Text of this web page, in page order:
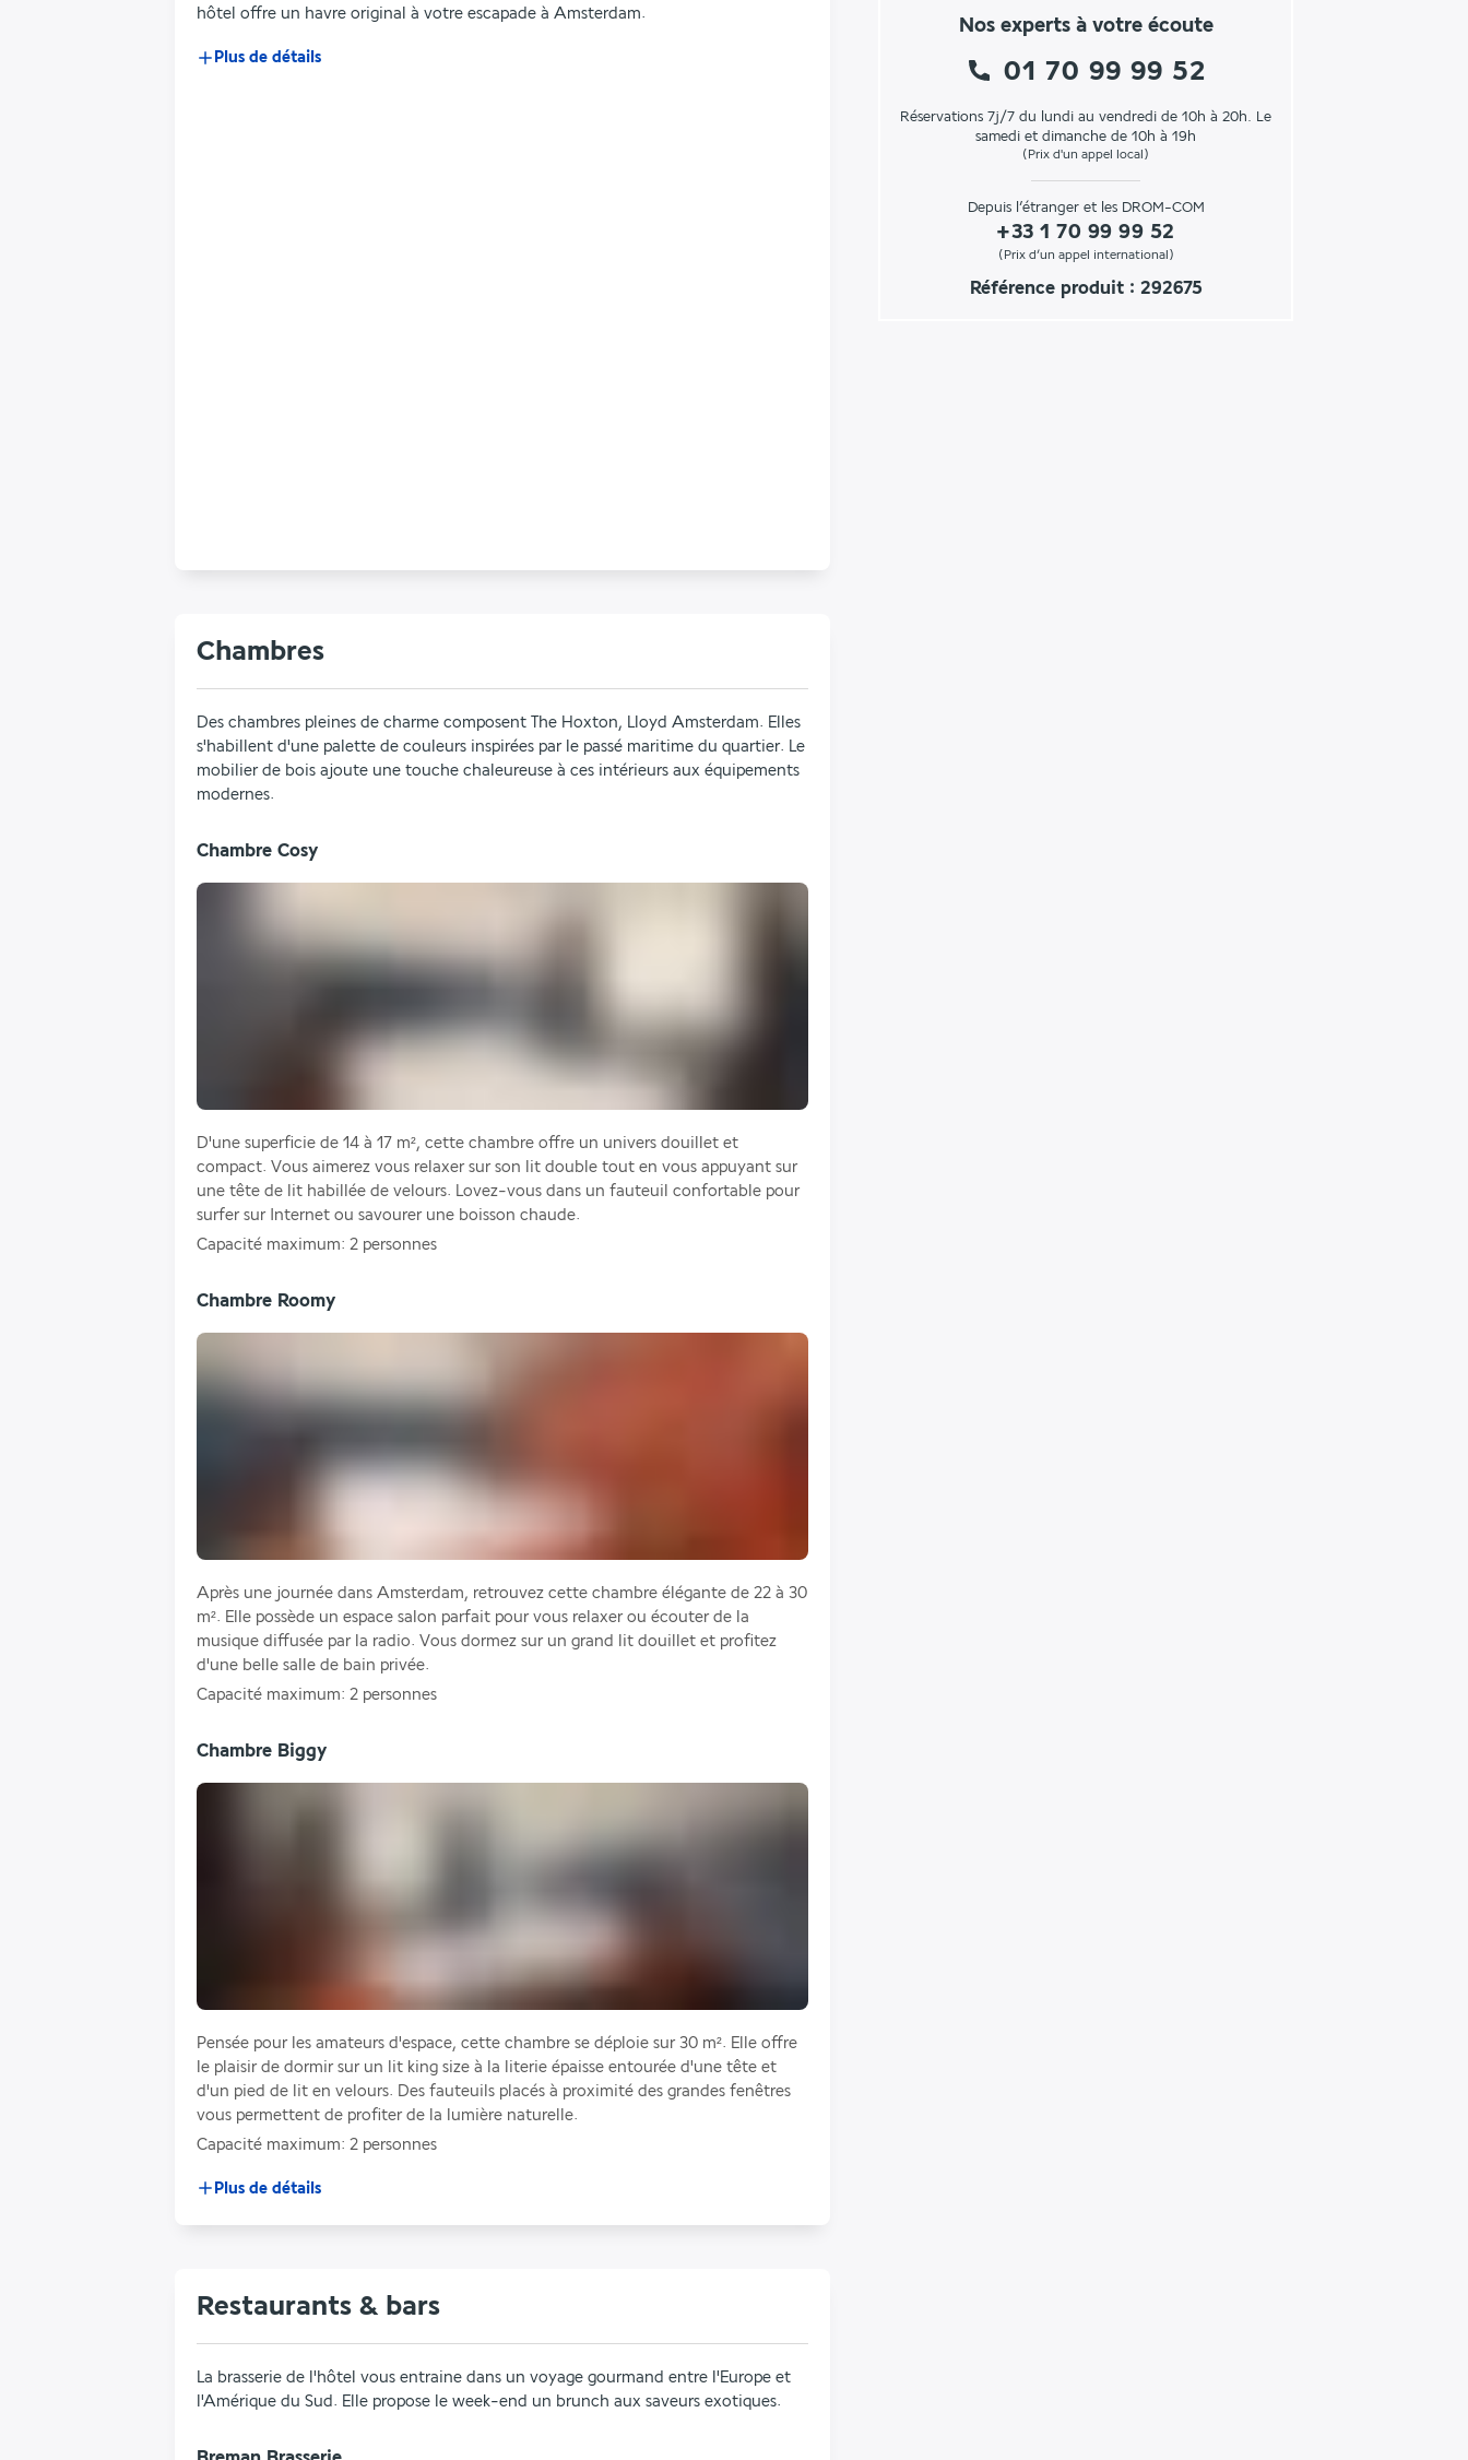
Nos experts à votre écoute
01 70 99 99 52
Réservations 7j/7 du lundi au vendredi de 10h à 20h. Le
samedi et dimanche de 10h à 19h
(Prix d'un appel local)
Depuis l’étranger et les DROM-COM
+33 1 70 99 99 52
(Prix d’un appel international)
Référence produit : 292675
hôtel offre un havre original à votre escapade à Amsterdam.
Plus de détails
Chambres
Des chambres pleines de charme composent The Hoxton, Lloyd Amsterdam. Elles
s'habillent d'une palette de couleurs inspirées par le passé maritime du quartier. Le
mobilier de bois ajoute une touche chaleureuse à ces intérieurs aux équipements
modernes.
Chambre Cosy
D'une superficie de 14 à 17 m², cette chambre offre un univers douillet et
compact. Vous aimerez vous relaxer sur son lit double tout en vous appuyant sur
une tête de lit habillée de velours. Lovez-vous dans un fauteuil confortable pour
surfer sur Internet ou savourer une boisson chaude.
Capacité maximum: 2 personnes
Chambre Roomy
Après une journée dans Amsterdam, retrouvez cette chambre élégante de 22 à 30
m². Elle possède un espace salon parfait pour vous relaxer ou écouter de la
musique diffusée par la radio. Vous dormez sur un grand lit douillet et profitez
d'une belle salle de bain privée.
Capacité maximum: 2 personnes
Chambre Biggy
Pensée pour les amateurs d'espace, cette chambre se déploie sur 30 m². Elle offre
le plaisir de dormir sur un lit king size à la literie épaisse entourée d'une tête et
d'un pied de lit en velours. Des fauteuils placés à proximité des grandes fenêtres
vous permettent de profiter de la lumière naturelle.
Capacité maximum: 2 personnes
Plus de détails
Restaurants & bars
La brasserie de l'hôtel vous entraine dans un voyage gourmand entre l'Europe et
l'Amérique du Sud. Elle propose le week-end un brunch aux saveurs exotiques.